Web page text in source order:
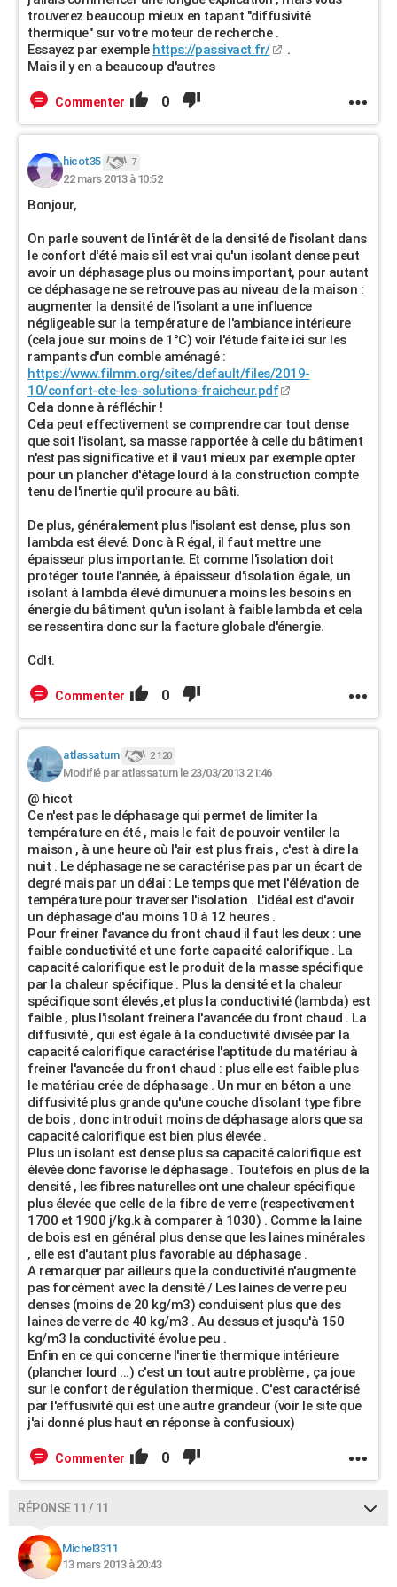
trouverez beaucoup mieux en tapant "diffusivité
thermique" sur votre moteur de recherche .
Essayez par exemple https://passivact.fr/
.
Mais il y en a beaucoup d'autres
Commenter 0
hicot35 7
22 mars 2013 à 10:52
Bonjour,
On parle souvent de l'intérêt de la densité de l'isolant dans
le confort d'été mais s'il est vrai qu'un isolant dense peut
avoir un déphasage plus ou moins important, pour autant
ce déphasage ne se retrouve pas au niveau de la maison :
augmenter la densité de l'isolant a une influence
négligeable sur la température de l'ambiance intérieure
(cela joue sur moins de 1°C) voir l'étude faite ici sur les
rampants d'un comble aménagé :
https://www.filmm.org/sites/default/files/2019-
10/confort-ete-les-solutions-fraicheur.pdf
Cela donne à réfléchir !
Cela peut effectivement se comprendre car tout dense
que soit l'isolant, sa masse rapportée à celle du bâtiment
n'est pas significative et il vaut mieux par exemple opter
pour un plancher d'étage lourd à la construction compte
tenu de l'inertie qu'il procure au bâti.
De plus, généralement plus l'isolant est dense, plus son
lambda est élevé. Donc à R égal, il faut mettre une
épaisseur plus importante. Et comme l'isolation doit
protéger toute l'année, à épaisseur d'isolation égale, un
isolant à lambda élevé dimunuera moins les besoins en
énergie du bâtiment qu'un isolant à faible lambda et cela
se ressentira donc sur la facture globale d'énergie.
Cdlt.
Commenter 0
atlassaturn 2 120
Modifié par atlassaturn le 23/03/2013 21:46
@ hicot
Ce n'est pas le déphasage qui permet de limiter la
température en été , mais le fait de pouvoir ventiler la
maison , à une heure où l'air est plus frais , c'est à dire la
nuit . Le déphasage ne se caractérise pas par un écart de
degré mais par un délai : Le temps que met l'élévation de
température pour traverser l'isolation . L'idéal est d'avoir
un déphasage d'au moins 10 à 12 heures .
Pour freiner l'avance du front chaud il faut les deux : une
faible conductivité et une forte capacité calorifique . La
capacité calorifique est le produit de la masse spécifique
par la chaleur spécifique . Plus la densité et la chaleur
spécifique sont élevés ,et plus la conductivité (lambda) est
faible , plus l'isolant freinera l'avancée du front chaud . La
diffusivité , qui est égale à la conductivité divisée par la
capacité calorifique caractérise l'aptitude du matériau à
freiner l'avancée du front chaud : plus elle est faible plus
le matériau crée de déphasage . Un mur en béton a une
diffusivité plus grande qu'une couche d'isolant type fibre
de bois , donc introduit moins de déphasage alors que sa
capacité calorifique est bien plus élevée .
Plus un isolant est dense plus sa capacité calorifique est
élevée donc favorise le déphasage . Toutefois en plus de la
densité , les fibres naturelles ont une chaleur spécifique
plus élevée que celle de la fibre de verre (respectivement
1700 et 1900 j/kg.k à comparer à 1030) . Comme la laine
de bois est en général plus dense que les laines minérales
, elle est d'autant plus favorable au déphasage .
A remarquer par ailleurs que la conductivité n'augmente
pas forcément avec la densité / Les laines de verre peu
denses (moins de 20 kg/m3) conduisent plus que des
laines de verre de 40 kg/m3 . Au dessus et jusqu'à 150
kg/m3 la conductivité évolue peu .
Enfin en ce qui concerne l'inertie thermique intérieure
(plancher lourd ...) c'est un tout autre problème , ça joue
sur le confort de régulation thermique . C'est caractérisé
par l'effusivité qui est une autre grandeur (voir le site que
j'ai donné plus haut en réponse à confusioux)
Commenter 0
RÉPONSE 11 / 11
Michel3311
13 mars 2013 à 20:43